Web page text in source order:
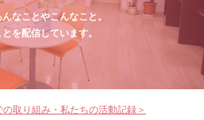
なことやこんなこと。
を配信しています。
取り組み・私たちの活動記録＞